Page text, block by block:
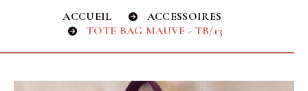
ACCUEIL
ACCESSOIRES
TOTE BAG MAUVE - TB/13